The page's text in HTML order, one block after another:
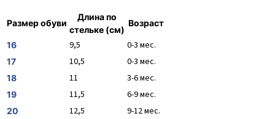
Размер обуви
Длина по
стельке (см)
Возраст
16 9,5 0-3 мес.
17 10,5 0-3 мес.
18 11 3-6 мес.
19 11,5 6-9 мес.
20 12,5 9-12 мес.